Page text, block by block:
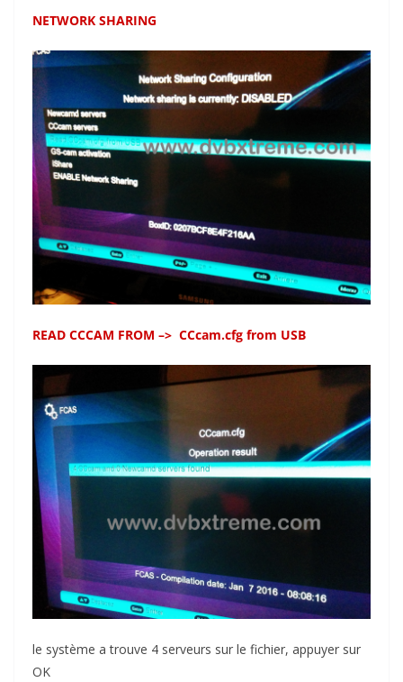
NETWORK SHARING
READ CCCAM FROM –> CCcam.cfg from USB
le système a trouve 4 serveurs sur le fichier, appuyer sur
OK